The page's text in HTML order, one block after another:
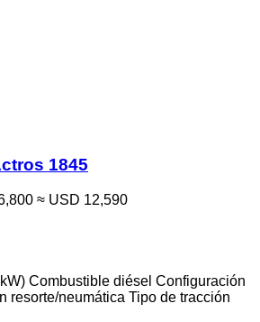
1845
≈ USD 12,590
Combustible diésel Configuración
resorte/neumática Tipo de tracción